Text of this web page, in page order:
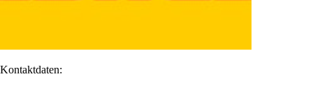
Kontaktdaten: